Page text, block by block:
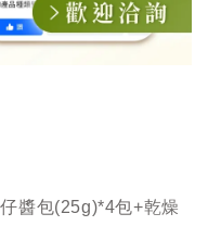
醬包(25g)*4包+乾燥